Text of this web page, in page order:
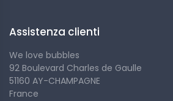
Ogni bottiglia riflette un forte impegno
Assistenza clienti
We love bubbles
92 Boulevard Charles de Gaulle
51160 AY-CHAMPAGNE
France